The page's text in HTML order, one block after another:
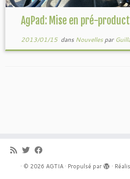
AgPad: Mise en pré-
2013/01/15dans Nouvelles par
· © 2026 AGTIA · Propulsé par ·